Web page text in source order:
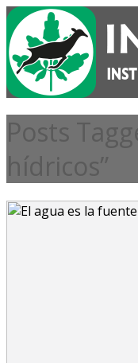
Posts
hídricos”